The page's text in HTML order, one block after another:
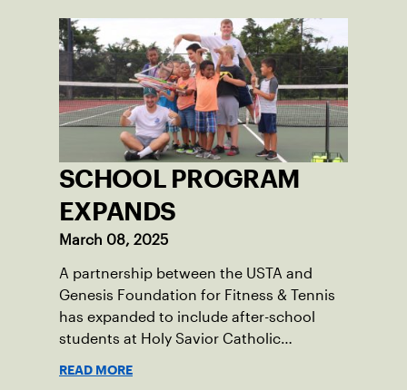
SCHOOL PROGRAM
EXPANDS
March 08, 2025
A partnership between the USTA and
Genesis Foundation for Fitness & Tennis
has expanded to include after-school
students at Holy Savior Catholic
READ MORE